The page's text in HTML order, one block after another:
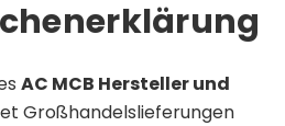
AC MCB Hersteller und
Großhandelslieferungen